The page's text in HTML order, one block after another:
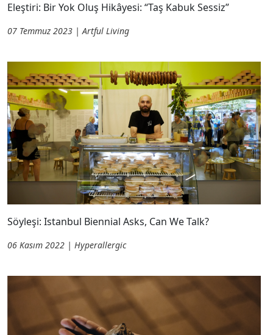
Eleştiri: Bir Yok Oluş Hikâyesi: “Taş Kabuk Sessiz”
07 Temmuz 2023 | Artful Living
Söyleşi: Istanbul Biennial Asks, Can We Talk?
06 Kasım 2022 | Hyperallergic